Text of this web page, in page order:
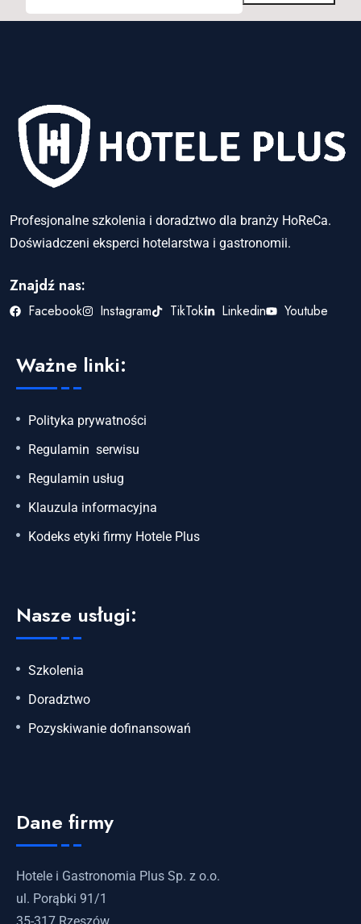
Profesjonalne szkolenia i doradztwo dla branży HoReCa.
Doświadczeni eksperci hotelarstwa i gastronomii.
Znajdź nas:
Facebook Instagram TikTok Linkedin Youtube
Ważne linki:
Polityka prywatności
Regulamin serwisu
Regulamin usług
Klauzula informacyjna
Kodeks etyki firmy Hotele Plus
Nasze usługi:
Szkolenia
Doradztwo
Pozyskiwanie dofinansowań
Dane firmy
Hotele i Gastronomia Plus Sp. z o.o.
ul. Porąbki 91/1